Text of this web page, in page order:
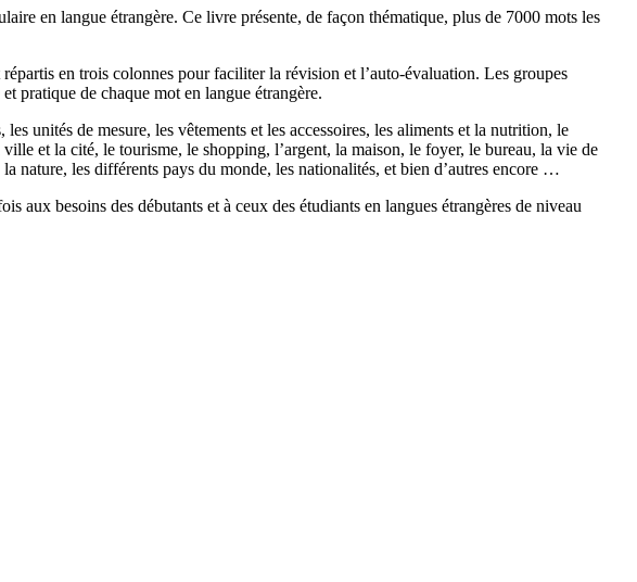
en langue étrangère. Ce livre présente, de façon thématique, plus de 7000 mots les
en trois colonnes pour faciliter la révision et l’auto-évaluation. Les groupes
pratique de chaque mot en langue étrangère.
unités de mesure, les vêtements et les accessoires, les aliments et la nutrition, le
et la cité, le tourisme, le shopping, l’argent, la maison, le foyer, le bureau, la vie de
nature, les différents pays du monde, les nationalités, et bien d’autres encore …
aux besoins des débutants et à ceux des étudiants en langues étrangères de niveau